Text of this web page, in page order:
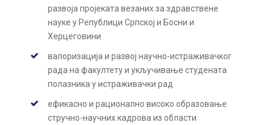
развоја пројеката везаних за здравствене
науке у Републици Српској и Босни и
Херцеговини
валоризација и развој научно-истраживачког
рада на факултету и укључивање студената
полазника у истраживачки рад
ефикасно и рационално високо образовање
стручно-научних кадрова из области